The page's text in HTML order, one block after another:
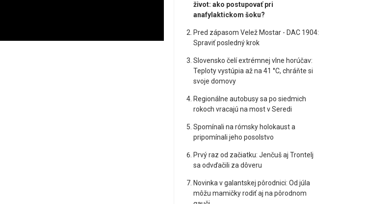
život: ako postupovať pri
anafylaktickom šoku?
Pred zápasom Velež Mostar - DAC 1904:
Spraviť posledný krok
Slovensko čelí extrémnej vlne horúčav:
Teploty vystúpia až na 41 °C, chráňte si
svoje domovy
Regionálne autobusy sa po siedmich
rokoch vracajú na most v Seredi
Spomínali na rómsky holokaust a
pripomínali jeho posolstvo
Prvý raz od začiatku: Jenčuš aj Trontelj
sa odvďačili za dôveru
Novinka v galantskej pôrodnici: Od júla
môžu mamičky rodiť aj na pôrodnom